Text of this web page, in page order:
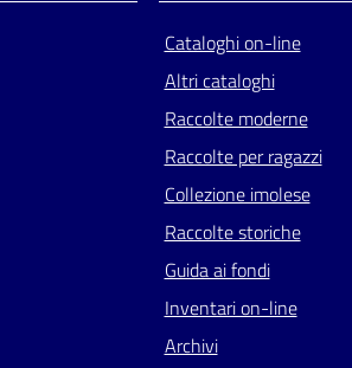
Cataloghi on-line
Altri cataloghi
Raccolte moderne
Raccolte per ragazzi
Collezione imolese
Raccolte storiche
Guida ai fondi
Inventari on-line
Archivi